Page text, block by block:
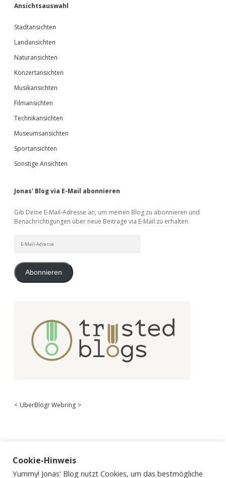
Ansichtsauswahl
Stadtansichten
Landansichten
Naturansichten
Konzertansichten
Musikansichten
Filmansichten
Technikansichten
Museumsansichten
Sportansichten
Sonstige Ansichten
Jonas' Blog via E-Mail abonnieren
Gib Deine E-Mail-Adresse an, um meinen Blog zu abonnieren und
Benachrichtigungen über neue Beiträge via E-Mail zu erhalten.
Mail-
Abonnieren
< UberBlogr Webring >
Cookie-Hinweis
Yummy! Jonas' Blog nutzt Cookies, um das bestmögliche